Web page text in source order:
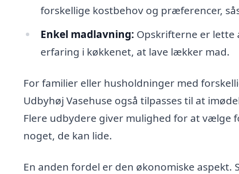
forskellige kostbehov og præferencer,
Enkel madlavning: Opskrifterne er lette
erfaring i køkkenet, at lave lækker mad.
For familier eller husholdninger med
Udbyhøj Vasehuse også tilpasses til at
Flere udbydere giver mulighed for at vælge
noget, de kan lide.
En anden fordel er den økonomiske aspekt.